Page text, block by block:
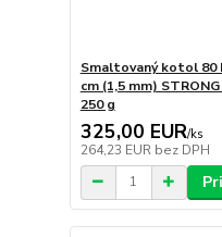
Smaltovaný kotol 80
cm (1,5 mm)
250 g
325,00 EUR/ks
264,23 EUR bez DPH